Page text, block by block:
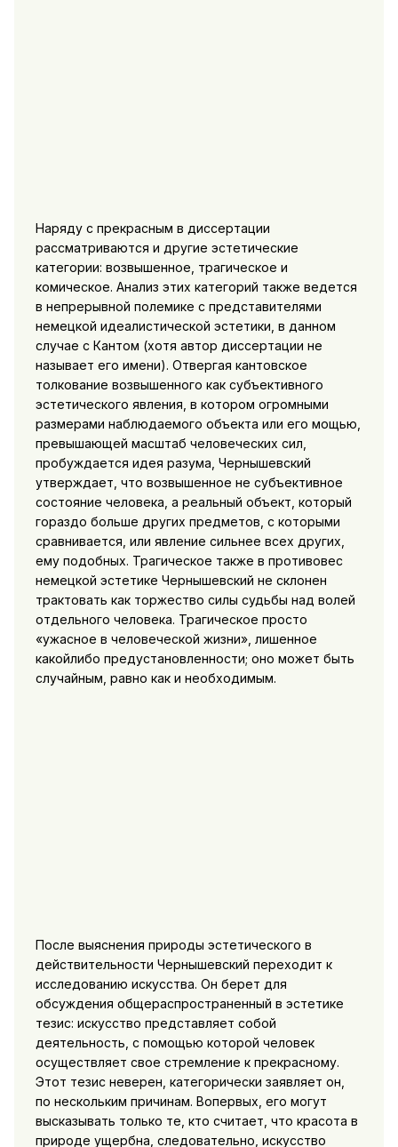
Наряду с прекрасным в диссертации
рассматриваются и другие эстетические
категории: возвышенное, трагическое и
комическое. Анализ этих категорий также ведется
в непрерывной полемике с представителями
немецкой идеалистической эстетики, в данном
случае с Кантом (хотя автор диссертации не
называет его имени). Отвергая кантовское
толкование возвышенного как субъективного
эстетического явления, в котором огромными
размерами наблюдаемого объекта или его мощью,
превышающей масштаб человеческих сил,
пробуждается идея разума, Чернышевский
утверждает, что возвышенное не субъективное
состояние человека, а реальный объект, который
гораздо больше других предметов, с которыми
сравнивается, или явление сильнее всех других,
ему подобных. Трагическое также в противовес
немецкой эстетике Чернышевский не склонен
трактовать как торжество силы судьбы над волей
отдельного человека. Трагическое просто
«ужасное в человеческой жизни», лишенное
какойлибо предустановленности; оно может быть
случайным, равно как и необходимым.
После выяснения природы эстетического в
действительности Чернышевский переходит к
исследованию искусства. Он берет для
обсуждения общераспространенный в эстетике
тезис: искусство представляет собой
деятельность, с помощью которой человек
осуществляет свое стремление к прекрасному.
Этот тезис неверен, категорически заявляет он,
по нескольким причинам. Вопервых, его могут
высказывать только те, кто считает, что красота в
природе ущербна, следовательно, искусство